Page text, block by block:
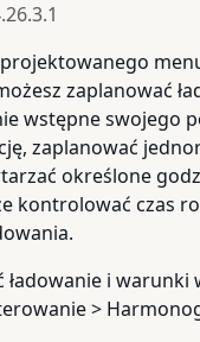
zaplanować
wstępne swojego
zaplanować
określone
kontrolować czas
ładowanie i warunki
>